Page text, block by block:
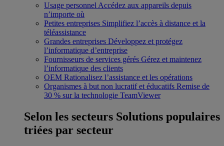
Usage personnel Accédez aux appareils depuis
n’importe où
Petites entreprises Simplifiez l’accès à distance et la
téléassistance
Grandes entreprises Développez et protégez
l’informatique d’entreprise
Fournisseurs de services gérés Gérez et maintenez
l’informatique des clients
OEM Rationalisez l’assistance et les opérations
Organismes à but non lucratif et éducatifs Remise de
30 % sur la technologie TeamViewer
Selon les secteurs Solutions populaires
triées par secteur